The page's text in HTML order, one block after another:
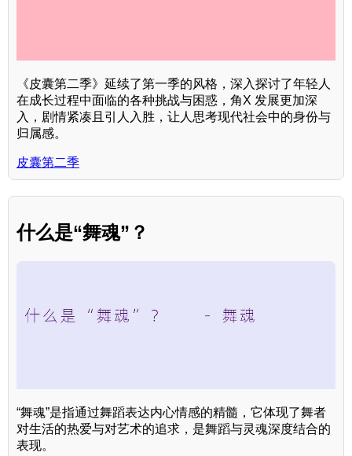
《皮囊第二季》延续了第一季的风格，深入探讨了年轻人
在成长过程中面临的各种挑战与困惑，角X 发展更加深
入，剧情紧凑且引人入胜，让人思考现代社会中的身份与
归属感。
皮囊第二季
什么是“舞魂”？
“舞魂”是指通过舞蹈表达内心情感的精髓，它体现了舞者
对生活的热爱与对艺术的追求，是舞蹈与灵魂深度结合的
表现。